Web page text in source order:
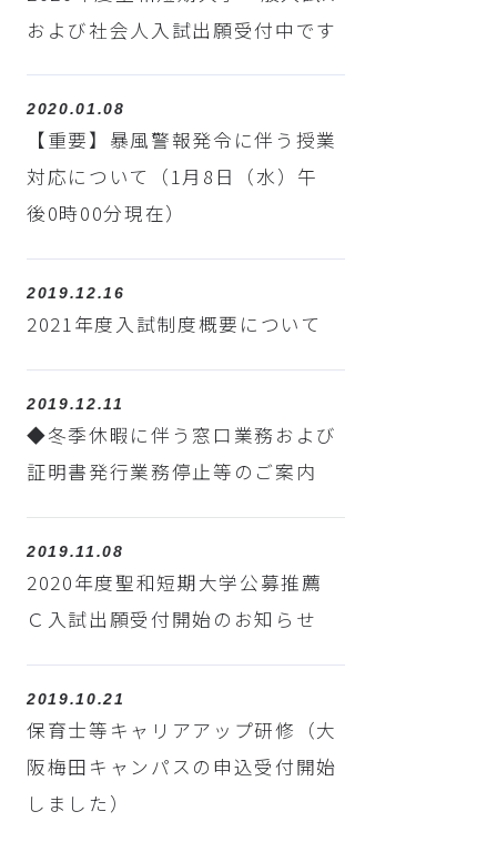
および社会人入試出願受付中です
2020.01.08
【重要】暴風警報発令に伴う授業
対応について（1月8日（水）午
後0時00分現在）
2019.12.16
2021年度入試制度概要について
2019.12.11
◆冬季休暇に伴う窓口業務および
証明書発行業務停止等のご案内
2019.11.08
2020年度聖和短期大学公募推薦
Ｃ入試出願受付開始のお知らせ
2019.10.21
保育士等キャリアアップ研修（大
阪梅田キャンパスの申込受付開始
しました）